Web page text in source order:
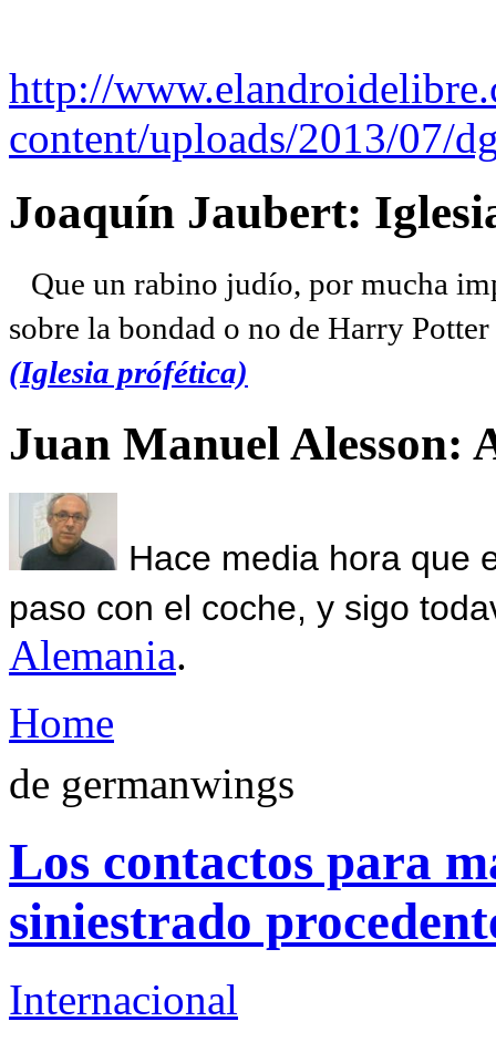
http://
content/uploads/2013/07/
Joaquín Jaubert:
Que un rabino judío, por mucha
sobre la bondad o no de Harry
(Iglesia prófética)
Juan Manuel Alesson:
Hace media hora que
paso con el coche, y sigo
Alemania.
Home
de germanwings
Los contactos para
siniestrado
Internacional